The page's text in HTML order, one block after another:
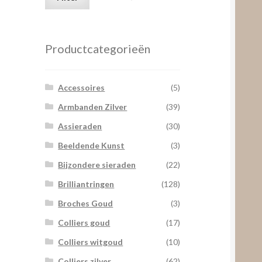
Productcategorieën
Accessoires
(5)
Armbanden Zilver
(39)
Assieraden
(30)
Beeldende Kunst
(3)
Bijzondere sieraden
(22)
Brilliantringen
(128)
Broches Goud
(3)
Colliers goud
(17)
Colliers witgoud
(10)